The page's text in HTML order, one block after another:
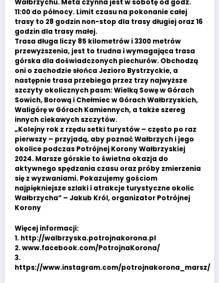
Wałbrzychu. Meta czynna jest w sobotę od godz.
11:00 do północy. Limit czasu na pokonanie całej
trasy to 28 godzin non-stop dla trasy długiej oraz 16
godzin dla trasy małej.
Trasa długa liczy 85 kilometrów i 3300 metrów
przewyższenia, jest to trudna i wymagająca trasa
górska dla doświadczonych piechurów. Obchodzą
oni o zachodzie słońca Jezioro Bystrzyckie, a
następnie trasa przebiega przez trzy najwyższe
szczyty okolicznych pasm: Wielką Sowę w Górach
Sowich, Borową i Chełmiec w Górach Wałbrzyskich,
Waligórę w Górach Kamiennych, a także szereg
innych ciekawych szczytów.
„Kolejny rok z rzędu setki turystów – często po raz
pierwszy – przyjadą, aby poznać Wałbrzych i jego
okolice podczas Potrójnej Korony Wałbrzyskiej
2024. Marsze górskie to świetna okazja do
aktywnego spędzania czasu oraz próby zmierzenia
się z wyzwaniami. Pokazujemy gościom
najpiękniejsze szlaki i atrakcje turystyczne okolic
Wałbrzycha” – Jakub Król, organizator Potrójnej
Korony
Więcej informacji:
1. http://walbrzyska.potrojnakorona.pl
2. www.facebook.com/PotrojnaKorona/
3.
https://www.instagram.com/potrojnakorona_marsz/